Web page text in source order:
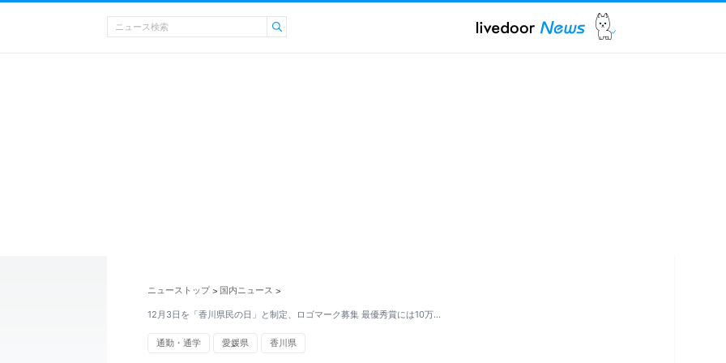
ニューストップ > 国内ニュース >
12月3日を「香川県民の日」と制定、ロゴマーク募集 最優秀賞には10万…
通勤・通学 愛媛県 香川県